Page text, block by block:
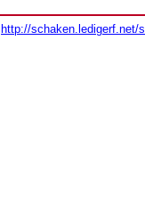
http://schaken.ledigerf.net/